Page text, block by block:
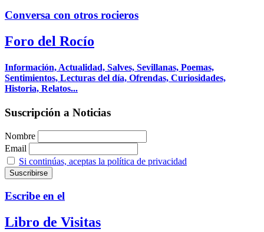
Conversa con otros rocieros
Foro del Rocío
Información, Actualidad, Salves, Sevillanas, Poemas,
Sentimientos, Lecturas del día, Ofrendas, Curiosidades,
Historia, Relatos...
Suscripción a Noticias
Nombre
Email
Si continúas, aceptas la política de privacidad
Escribe en el
Libro de Visitas